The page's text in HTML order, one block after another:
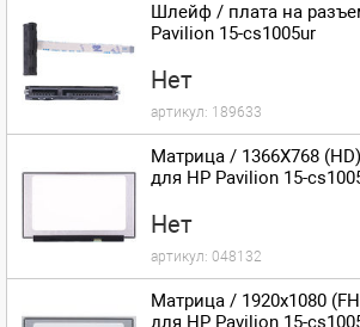
Шлейф / плата на
Pavilion 15-cs1005ur
Нет
артикул: 189633
Матрица / 1366X768
для HP Pavilion 15-
Нет
артикул: 048132
Матрица / 1920x1080
для HP Pavilion 15-